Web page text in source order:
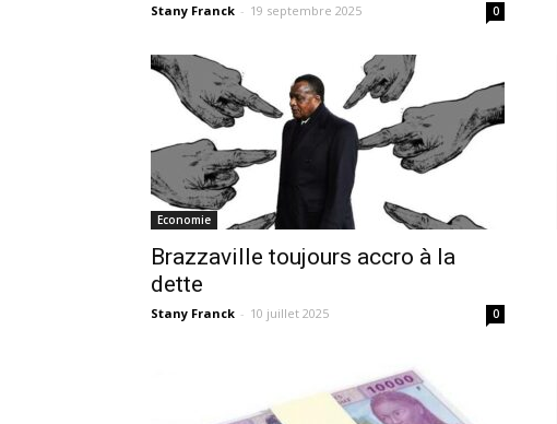
Stany Franck - 19 septembre 2025 0
Economie
Brazzaville toujours accro à la
dette
Stany Franck - 10 juillet 2025 0